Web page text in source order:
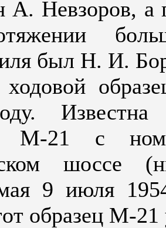
А. Невзоров, а
был Н. И.
Известна
М-21 с
шоссе
9 июля
образец М-